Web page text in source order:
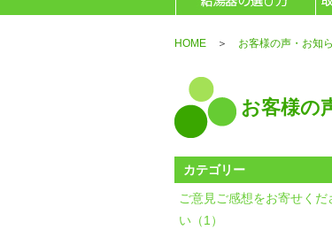
HOME ＞ お客様の声・お知
お客様の
カテゴリー
ご意見ご感想をお寄せくだ
い（1）